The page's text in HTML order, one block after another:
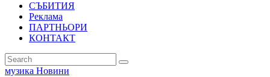
СЪБИТИЯ
Реклама
ПАРТНЬОРИ
КОНТАКТ
музика Новини